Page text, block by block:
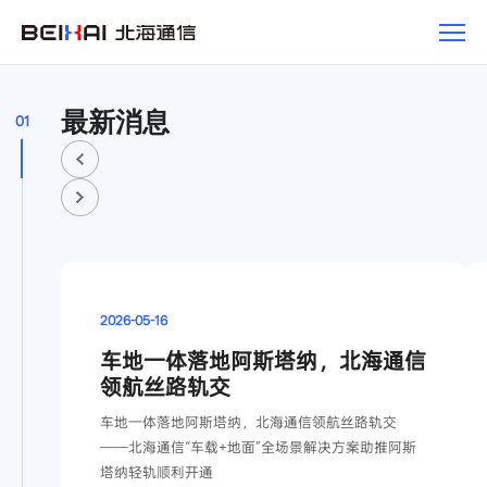
01 最新消息
2026-05-16
车地一体落地阿斯塔纳，北海通信
领航丝路轨交
车地一体落地阿斯塔纳，北海通信领航丝路轨交
——北海通信“车载+地面”全场景解决方案助推阿斯
塔纳轻轨顺利开通